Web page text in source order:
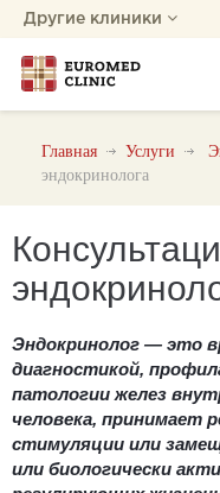
Другие клиники
Главная Услуги
эндокринолога
Эндокринолог — это
диагностикой,
патологии желез
человека, принимает
стимуляции или
или биологически